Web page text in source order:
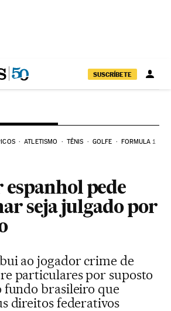
SUSCRÍBETE
ATLETISMO TÊNIS GOLFE FORMULA 1
pede
seja julgado por
ao jogador crime de
particulares por suposto
fundo brasileiro que
direitos federativos